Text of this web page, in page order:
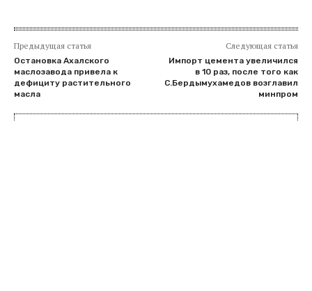
Предыдущая статья
Остановка Ахалского
маслозавода привела к
дефициту растительного
масла
Следующая статья
Импорт цемента увеличился
в 10 раз, после того как
С.Бердымухамедов возглавил
минпром